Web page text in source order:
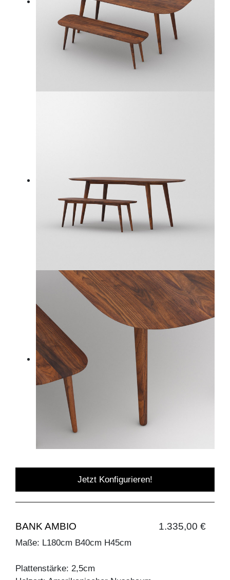
Jetzt Konfigurieren!
BANK AMBIO 1.335,00 €
Maße: L180cm B40cm H45cm
Plattenstärke: 2,5cm